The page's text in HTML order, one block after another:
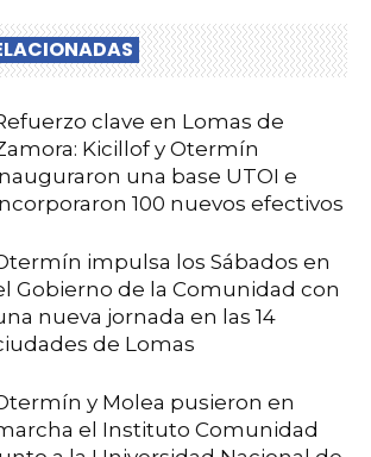
clave en Lomas de
Kicillof y Otermín
una base UTOI e
100 nuevos efectivos
impulsa los Sábados en
Gobierno de la Comunidad con
nueva jornada en las 14
de Lomas
y Molea pusieron en
el Instituto Comunidad